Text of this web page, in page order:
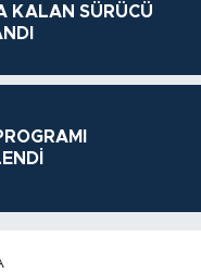
KALAN SÜRÜCÜ